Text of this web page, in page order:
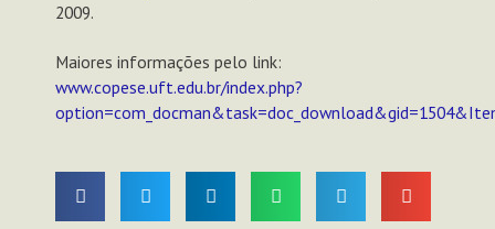
2009.
Maiores informações pelo link:
www.copese.uft.edu.br/index.php?